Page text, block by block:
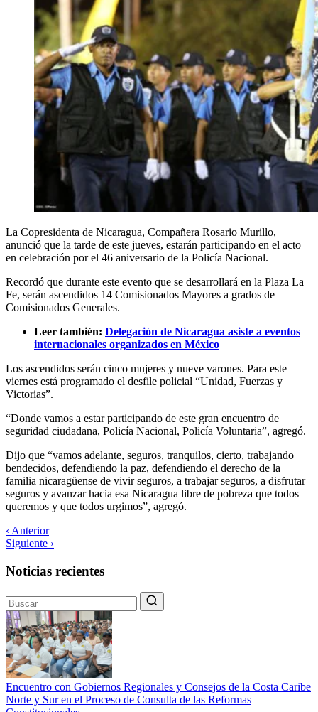
La Copresidenta de Nicaragua, Compañera Rosario Murillo,
anunció que la tarde de este jueves, estarán participando en el acto
en celebración por el 46 aniversario de la Policía Nacional.
Recordó que durante este evento que se desarrollará en la Plaza La
Fe, serán ascendidos 14 Comisionados Mayores a grados de
Comisionados Generales.
Leer también: Delegación de Nicaragua asiste a eventos
internacionales organizados en México
Los ascendidos serán cinco mujeres y nueve varones. Para este
viernes está programado el desfile policial “Unidad, Fuerzas y
Victorias”.
“Donde vamos a estar participando de este gran encuentro de
seguridad ciudadana, Policía Nacional, Policía Voluntaria”, agregó.
Dijo que “vamos adelante, seguros, tranquilos, cierto, trabajando
bendecidos, defendiendo la paz, defendiendo el derecho de la
familia nicaragüense de vivir seguros, a trabajar seguros, a disfrutar
seguros y avanzar hacia esa Nicaragua libre de pobreza que todos
queremos y que todos urgimos”, agregó.
‹ Anterior
Siguiente ›
Noticias recientes
Encuentro con Gobiernos Regionales y Consejos de la Costa Caribe
Norte y Sur en el Proceso de Consulta de las Reformas